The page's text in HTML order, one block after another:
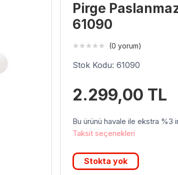
Pirge
61090
(0 yorum)
Stok Kodu: 61090
2.299,00 TL
Bu ürünü havale ile ekstra %3
Taksit seçenekleri
Stokta yok